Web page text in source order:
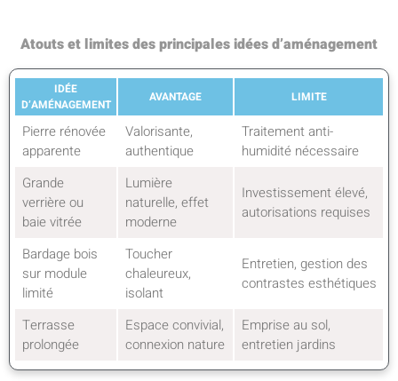
Atouts et limites des principales idées d’aménagement
IDÉE
D’AMÉNAGEMENT
AVANTAGE LIMITE
Pierre rénovée
apparente
Valorisante,
authentique
Traitement anti-
humidité nécessaire
Grande
verrière ou
baie vitrée
Lumière
naturelle, effet
moderne
Investissement élevé,
autorisations requises
Bardage bois
sur module
limité
Toucher
chaleureux,
isolant
Entretien, gestion des
contrastes esthétiques
Terrasse
prolongée
Espace convivial,
connexion nature
Emprise au sol,
entretien jardins